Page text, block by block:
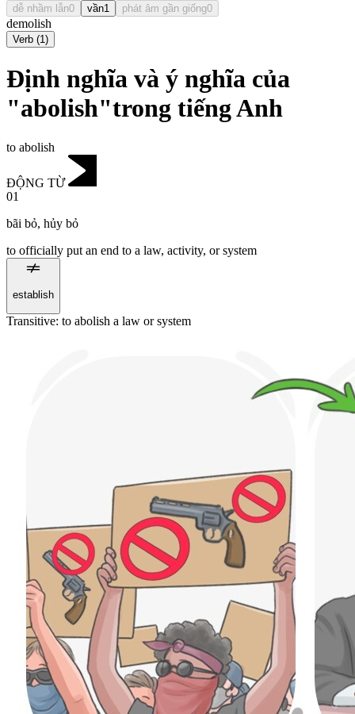
dễ nhầm lẫn0 vần1 phát âm gần giống0
demolish
Verb (1)
Định nghĩa và ý nghĩa của
"abolish"trong tiếng Anh
to abolish
ĐỘNG TỪ
01
bãi bỏ, hủy bỏ
to officially put an end to a law, activity, or system
establish
Transitive: to abolish a law or system